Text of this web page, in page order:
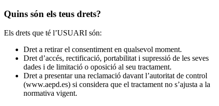
Quins són els teus drets?
Els drets que té l’USUARI són:
Dret a retirar el consentiment en qualsevol moment.
Dret d’accés, rectificació, portabilitat i supressió de les seves
dades i de limitació o oposició al seu tractament.
Dret a presentar una reclamació davant l’autoritat de control
(www.aepd.es) si considera que el tractament no s’ajusta a la
normativa vigent.